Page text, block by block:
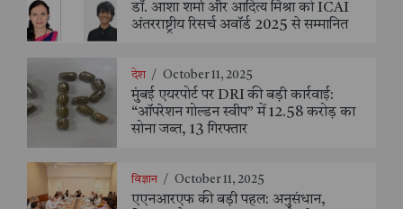
डॉ. आशा शर्मा और आदित्य मिश्रा को ICAI
अंतरराष्ट्रीय रिसर्च अवॉर्ड 2025 से सम्मानित
देश / October 11, 2025
मुंबई एयरपोर्ट पर DRI की बड़ी कार्रवाई:
“ऑपरेशन गोल्डन स्वीप” में 12.58 करोड़ का
सोना जब्त, 13 गिरफ्तार
विज्ञान / October 11, 2025
एएनआरएफ की बड़ी पहल: अनुसंधान,